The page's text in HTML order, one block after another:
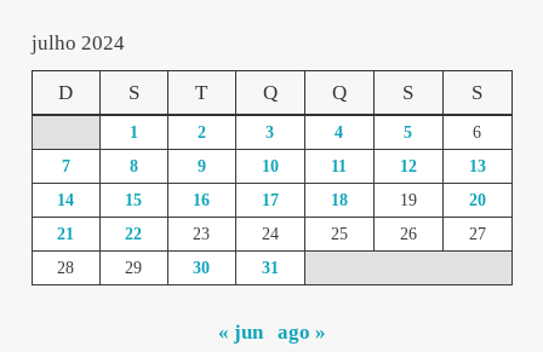
julho 2024
D S T Q Q S S
1 2 3 4 5
6
7
8 9 10 11 12
13
14
15 16 17 18 19
20
21
22 23 24 25 26
27
28
29 30 31
« jun ago »